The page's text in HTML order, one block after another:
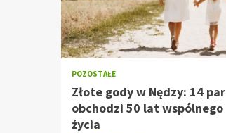
POZOSTAŁE
Złote gody w Nędzy: 14 par
obchodzi 50 lat wspólnego
życia